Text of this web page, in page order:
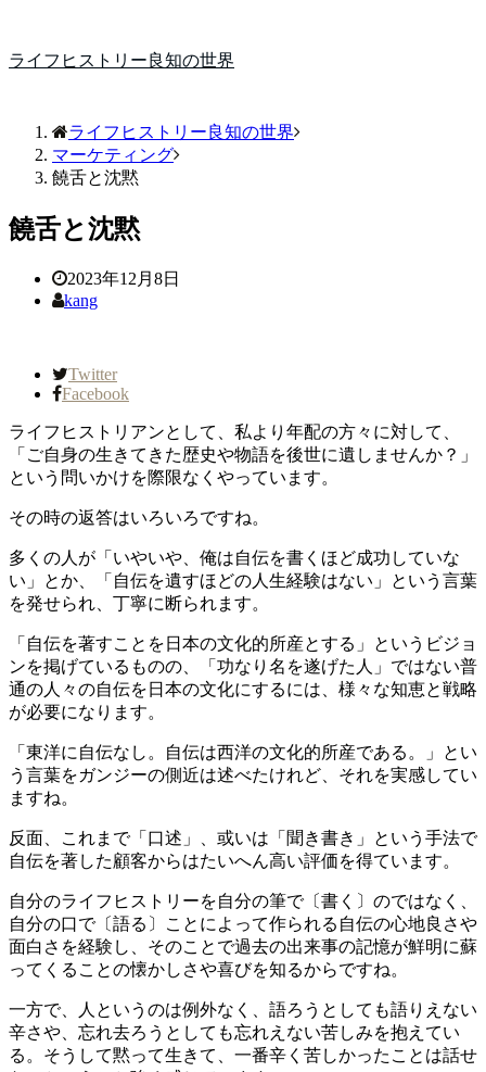
ライフヒストリー良知の世界
ライフヒストリー良知の世界
マーケティング
饒舌と沈黙
饒舌と沈黙
2023年12月8日
kang
Twitter
Facebook
ライフヒストリアンとして、私より年配の方々に対して、
「ご自身の生きてきた歴史や物語を後世に遺しませんか？」
という問いかけを際限なくやっています。
その時の返答はいろいろですね。
多くの人が「いやいや、俺は自伝を書くほど成功していな
い」とか、「自伝を遺すほどの人生経験はない」という言葉
を発せられ、丁寧に断られます。
「自伝を著すことを日本の文化的所産とする」というビジョ
ンを掲げているものの、「功なり名を遂げた人」ではない普
通の人々の自伝を日本の文化にするには、様々な知恵と戦略
が必要になります。
「東洋に自伝なし。自伝は西洋の文化的所産である。」とい
う言葉をガンジーの側近は述べたけれど、それを実感してい
ますね。
反面、これまで「口述」、或いは「聞き書き」という手法で
自伝を著した顧客からはたいへん高い評価を得ています。
自分のライフヒストリーを自分の筆で〔書く〕のではなく、
自分の口で〔語る〕ことによって作られる自伝の心地良さや
面白さを経験し、そのことで過去の出来事の記憶が鮮明に蘇
ってくることの懐かしさや喜びを知るからですね。
一方で、人というのは例外なく、語ろうとしても語りえない
辛さや、忘れ去ろうとしても忘れえない苦しみを抱えてい
る。そうして黙って生きて、一番辛く苦しかったことは話せ